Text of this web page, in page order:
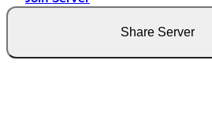
Share Server